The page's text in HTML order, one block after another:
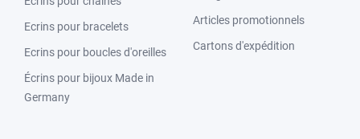
Ecrins pour bracelets
Ecrins pour boucles d'oreilles
Écrins pour bijoux Made in
Germany
Articles promotionnels
Cartons d'expédition